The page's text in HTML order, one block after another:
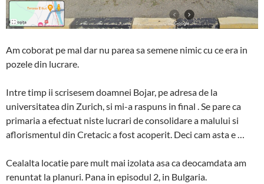
Am coborat pe mal dar nu parea sa semene nimic cu ce era in
pozele din lucrare.
Intre timp ii scrisesem doamnei Bojar, pe adresa de la
universitatea din Zurich, si mi-a raspuns in final . Se pare ca
primaria a efectuat niste lucrari de consolidare a malului si
aflorismentul din Cretacic a fost acoperit. Deci cam asta e …
Cealalta locatie pare mult mai izolata asa ca deocamdata am
renuntat la planuri. Pana in episodul 2, in Bulgaria.